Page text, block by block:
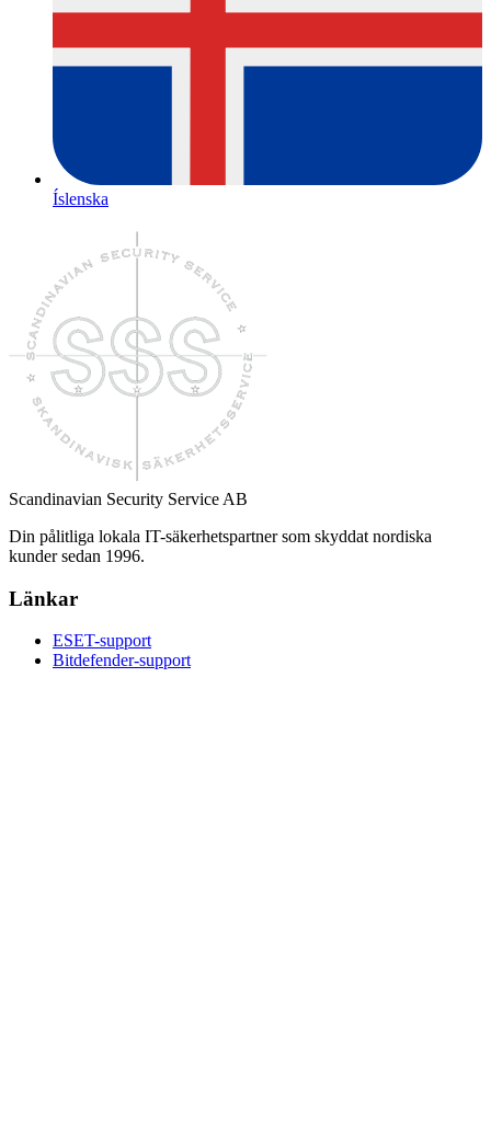
Íslenska
Scandinavian Security Service AB
Din pålitliga lokala IT-säkerhetspartner som skyddat nordiska
kunder sedan 1996.
Länkar
ESET-support
Bitdefender-support